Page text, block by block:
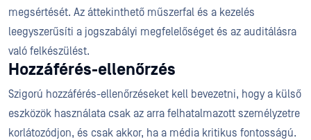
megsértését. Az áttekinthető műszerfal és a kezelés
leegyszerűsíti a jogszabályi megfelelőséget és az auditálásra
való felkészülést.
Hozzáférés-ellenőrzés
Szigorú hozzáférés-ellenőrzéseket kell bevezetni, hogy a külső
eszközök használata csak az arra felhatalmazott személyzetre
korlátozódjon, és csak akkor, ha a média kritikus fontosságú.